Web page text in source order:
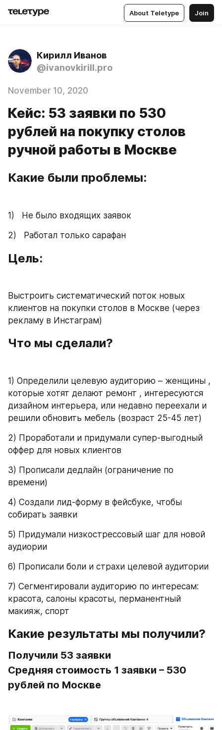
About Teletype Join
Кирилл Иванов
@ivanovkirill.pro
November 10, 2020
Кейс: 53 заявки по 530
рублей на покупку столов
ручной работы в Москве
Какие были проблемы:
1)   Не было входящих заявок
2)   Работал только сарафан
Цель:
Выстроить систематический поток новых
клиентов на покупки столов в Москве (через
рекламу в Инстаграм)
Что мы сделали?
1) Определили целевую аудиторию – женщины ,
которые хотят делают ремонт , интересуются
дизайном интерьера, или недавно переехали и
решили обновить мебель (возраст 25-45 лет)
2) Проработали и придумали супер-выгодный
оффер для новых клиентов
3) Прописали дедлайн (ограничение по
времени)
4) Создали лид-форму в фейсбуке, чтобы
собирать заявки
5) Придумали низкострессовый шаг для новой
аудиории
6) Прописали боли и страхи целевой аудитории
7) Сегментировали аудиторию по интересам:
красота, салоны красоты, перманентный
макияж, спорт
Какие результаты мы получили?
Получили 53 заявки
Средняя стоимость 1 заявки – 530
рублей по Москве